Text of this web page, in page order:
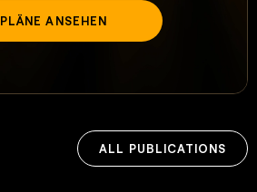
PLÄNE ANSEHEN
ALL PUBLICATIONS